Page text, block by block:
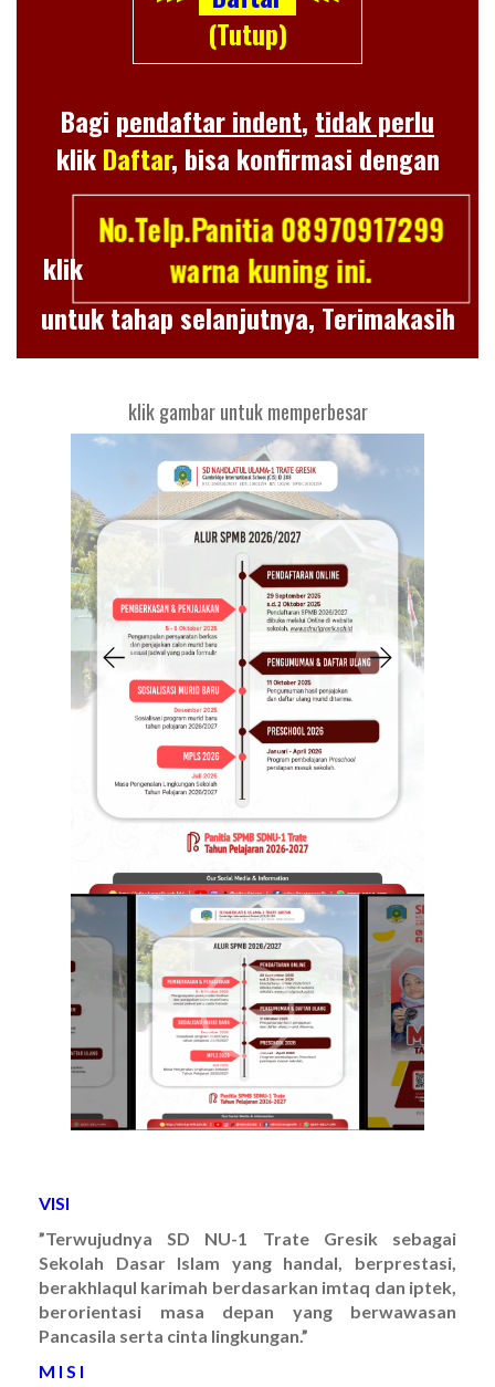
(Tutup)
Bagi pendaftar indent, tidak perlu
klikDaftar, bisa konfirmasi dengan
klik
No.Telp.Panitia 08970917299
warna kuning ini.
untuk tahap selanjutnya, Terimakasih
klik gambar untuk memperbesar
VISI
”Terwujudnya SD NU-1 Trate Gresik sebagai
Sekolah Dasar Islam yang handal, berprestasi,
berakhlaqul karimah berdasarkan imtaq dan iptek
berorientasi masa depan yang berwawasan
Pancasila serta cinta lingkungan.”
M I S I